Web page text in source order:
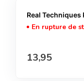
Real Techniques
En rupture de
Prix normal
13,95